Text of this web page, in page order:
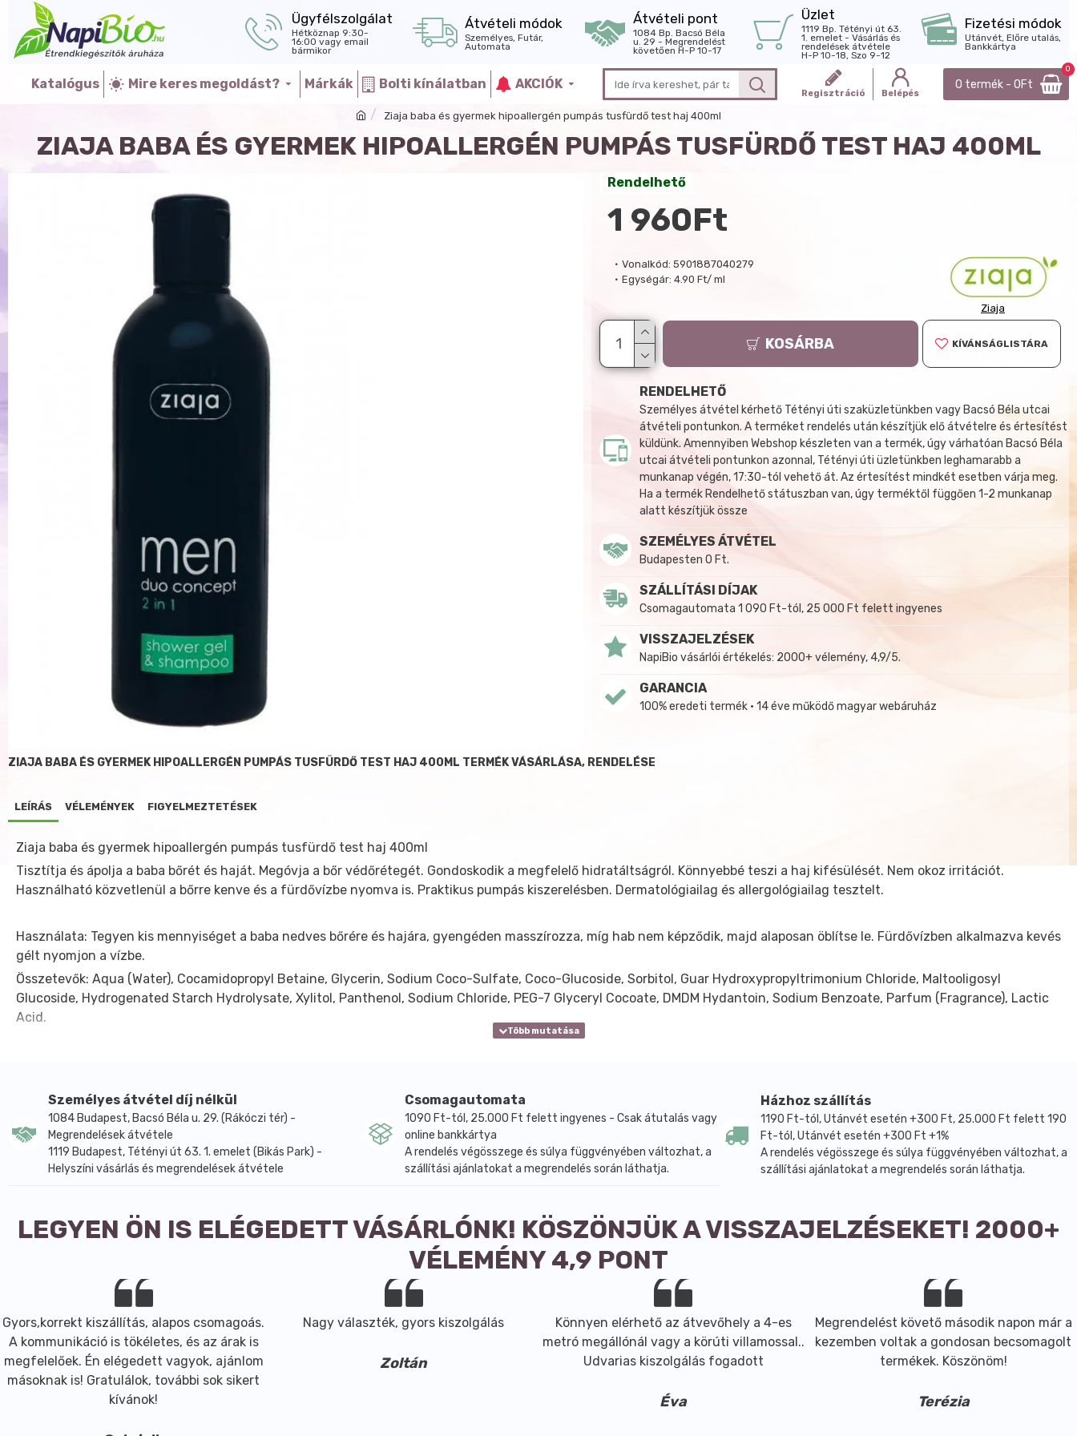
Ügyfélszolgálat
Hétköznap 9:30-
16:00 vagy email
bármikor
Átvételi módok
Személyes, Futár,
Automata
Átvételi pont
1084 Bp. Bacsó Béla
u. 29 - Megrendelést
követően H-P 10-17
Üzlet
1119 Bp. Tétényi út 63.
1. emelet - Vásárlás és
rendelések átvétele
H-P 10-18, Szo 9-12
Fizetési módok
Utánvét, Előre utalás,
Bankkártya
Katalógus Mire keres megoldást? Márkák Bolti kínálatban AKCIÓK
Regisztráció Belépés
0 termék - 0Ft
0
Ziaja baba és gyermek hipoallergén pumpás tusfürdő test haj 400ml
ZIAJA BABA ÉS GYERMEK HIPOALLERGÉN PUMPÁS TUSFÜRDŐ TEST HAJ 400ML
Vonalkód: 5901887040279
Egységár: 4.90 Ft/ ml
Ziaja
Rendelhető
1 960Ft
KOSÁRBA KÍVÁNSÁGLISTÁRA
RENDELHETŐ
Személyes átvétel kérhető Tétényi úti szaküzletünkben vagy Bacsó Béla utcai
átvételi pontunkon. A terméket rendelés után készítjük elő átvételre és értesítést
küldünk. Amennyiben Webshop készleten van a termék, úgy várhatóan Bacsó Béla
utcai átvételi pontunkon azonnal, Tétényi úti üzletünkben leghamarabb a
munkanap végén, 17:30-tól vehető át. Az értesítést mindkét esetben várja meg.
Ha a termék Rendelhető státuszban van, úgy terméktől függően 1-2 munkanap
alatt készítjük össze
SZEMÉLYES ÁTVÉTEL
Budapesten 0 Ft.
SZÁLLÍTÁSI DÍJAK
Csomagautomata 1 090 Ft-tól, 25 000 Ft felett ingyenes
VISSZAJELZÉSEK
NapiBio vásárlói értékelés: 2000+ vélemény, 4,9/5.
GARANCIA
100% eredeti termék • 14 éve működő magyar webáruház
ZIAJA BABA ÉS GYERMEK HIPOALLERGÉN PUMPÁS TUSFÜRDŐ TEST HAJ 400ML TERMÉK VÁSÁRLÁSA, RENDELÉSE
LEÍRÁS VÉLEMÉNYEK FIGYELMEZTETÉSEK
Ziaja baba és gyermek hipoallergén pumpás tusfürdő test haj 400ml
Tisztítja és ápolja a baba bőrét és haját. Megóvja a bőr védőrétegét. Gondoskodik a megfelelő hidratáltságról. Könnyebbé teszi a haj kifésülését. Nem okoz irritációt.
Használható közvetlenül a bőrre kenve és a fürdővízbe nyomva is. Praktikus pumpás kiszerelésben. Dermatológiailag és allergológiailag tesztelt.
Használata: Tegyen kis mennyiséget a baba nedves bőrére és hajára, gyengéden masszírozza, míg hab nem képződik, majd alaposan öblítse le. Fürdővízben alkalmazva kevés
gélt nyomjon a vízbe.
Összetevők: Aqua (Water), Cocamidopropyl Betaine, Glycerin, Sodium Coco-Sulfate, Coco-Glucoside, Sorbitol, Guar Hydroxypropyltrimonium Chloride, Maltooligosyl
Glucoside, Hydrogenated Starch Hydrolysate, Xylitol, Panthenol, Sodium Chloride, PEG-7 Glyceryl Cocoate, DMDM Hydantoin, Sodium Benzoate, Parfum (Fragrance), Lactic
Acid.
Személyes átvétel díj nélkül
1084 Budapest, Bacsó Béla u. 29. (Rákóczi tér) -
Megrendelések átvétele
1119 Budapest, Tétényi út 63. 1. emelet (Bikás Park) -
Helyszíni vásárlás és megrendelések átvétele
Csomagautomata
1090 Ft-tól, 25.000 Ft felett ingyenes - Csak átutalás vagy
online bankkártya
A rendelés végösszege és súlya függvényében változhat, a
szállítási ajánlatokat a megrendelés során láthatja.
Házhoz szállítás
1190 Ft-tól, Utánvét esetén +300 Ft, 25.000 Ft felett 190
Ft-tól, Utánvét esetén +300 Ft +1%
A rendelés végösszege és súlya függvényében változhat, a
szállítási ajánlatokat a megrendelés során láthatja.
LEGYEN ÖN IS ELÉGEDETT VÁSÁRLÓNK! KÖSZÖNJÜK A VISSZAJELZÉSEKET! 2000+
VÉLEMÉNY 4,9 PONT
Gyors,korrekt kiszállítás, alapos csomagoás.
A kommunikáció is tökéletes, és az árak is
megfelelőek. Én elégedett vagyok, ajánlom
másoknak is! Gratulálok, további sok sikert
kívánok!
Nagy választék, gyors kiszolgálás
Zoltán
Könnyen elérhető az átvevőhely a 4-es
metró megállónál vagy a körúti villamossal..
Udvarias kiszolgálás fogadott
Éva
Megrendelést követő második napon már a
kezemben voltak a gondosan becsomagolt
termékek. Köszönöm!
Terézia